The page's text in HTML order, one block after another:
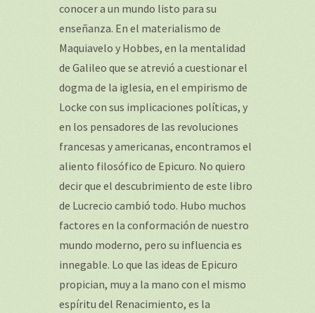
conocer a un mundo listo para su
enseñanza. En el materialismo de
Maquiavelo y Hobbes, en la mentalidad
de Galileo que se atrevió a cuestionar el
dogma de la iglesia, en el empirismo de
Locke con sus implicaciones políticas, y
en los pensadores de las revoluciones
francesas y americanas, encontramos el
aliento filosófico de Epicuro. No quiero
decir que el descubrimiento de este libro
de Lucrecio cambió todo. Hubo muchos
factores en la conformación de nuestro
mundo moderno, pero su influencia es
innegable. Lo que las ideas de Epicuro
propician, muy a la mano con el mismo
espíritu del Renacimiento, es la